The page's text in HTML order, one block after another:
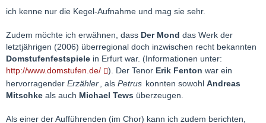
ich kenne nur die Kegel-Aufnahme und mag sie sehr.
Zudem möchte ich erwähnen, dass Der Mond das Werk der
letztjährigen (2006) überregional doch inzwischen recht bekannten
Domstufenfestspiele in Erfurt war. (Informationen unter:
http://www.domstufen.de/
). Der Tenor Erik Fenton war ein
hervorragender Erzähler , als Petrus konnten sowohl Andreas
Mitschke als auch Michael Tews überzeugen.
Als einer der Aufführenden (im Chor) kann ich zudem berichten,